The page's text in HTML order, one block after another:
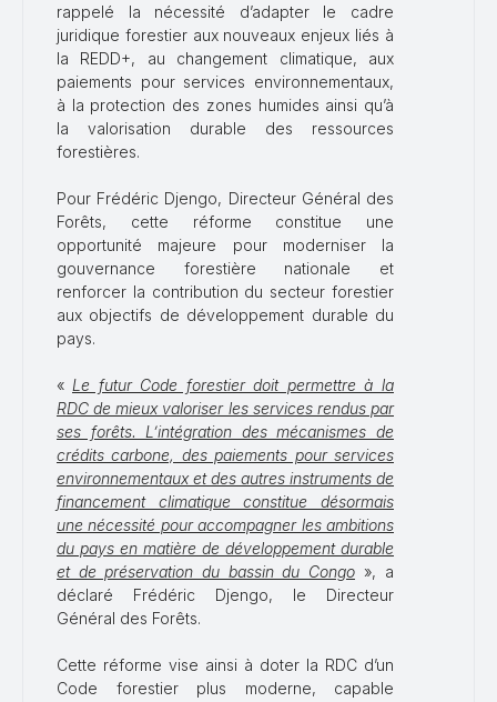
rappelé la nécessité d’adapter le cadre
juridique forestier aux nouveaux enjeux liés à
la REDD+, au changement climatique, aux
paiements pour services environnementaux,
à la protection des zones humides ainsi qu’à
la valorisation durable des ressources
forestières.
Pour Frédéric Djengo, Directeur Général des
Forêts, cette réforme constitue une
opportunité majeure pour moderniser la
gouvernance forestière nationale et
renforcer la contribution du secteur forestier
aux objectifs de développement durable du
pays.
« Le futur Code forestier doit permettre à la
RDC de mieux valoriser les services rendus par
ses forêts. L’intégration des mécanismes de
crédits carbone, des paiements pour services
environnementaux et des autres instruments de
financement climatique constitue désormais
une nécessité pour accompagner les ambitions
du pays en matière de développement durable
et de préservation du bassin du Congo », a
déclaré Frédéric Djengo, le Directeur
Général des Forêts.
Cette réforme vise ainsi à doter la RDC d’un
Code forestier plus moderne, capable